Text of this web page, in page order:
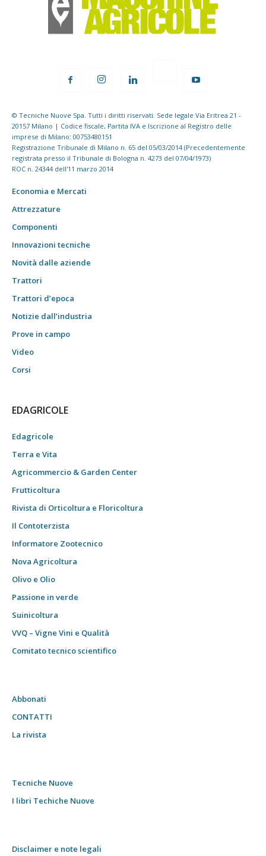
© Tecniche Nuove Spa. Tutti i diritti riservati. Sede legale Via Eritrea 21 -
20157 Milano | Codice fiscale, Partita IVA e Iscrizione al Registro delle
imprese di Milano: 00753480151
Registrazione Tribunale di Milano n. 65 del 05/03/2014 (Precedentemente
registrata presso il Tribunale di Bologna n. 4273 del 07/04/1973)
ROC n. 24344 dell'11 marzo 2014
Economia e Mercati
Attrezzature
Componenti
Innovazioni tecniche
Novità dalle aziende
Trattori
Trattori d’epoca
Notizie dall’industria
Prove in campo
Video
Corsi
EDAGRICOLE
Edagricole
Terra e Vita
Agricommercio & Garden Center
Frutticoltura
Rivista di Orticoltura e Floricoltura
Il Contoterzista
Informatore Zootecnico
Nova Agricoltura
Olivo e Olio
Passione in verde
Suinicoltura
VVQ – Vigne Vini e Qualità
Comitato tecnico scientifico
Abbonati
CONTATTI
La rivista
Tecniche Nuove
I libri Techiche Nuove
Disclaimer e note legali